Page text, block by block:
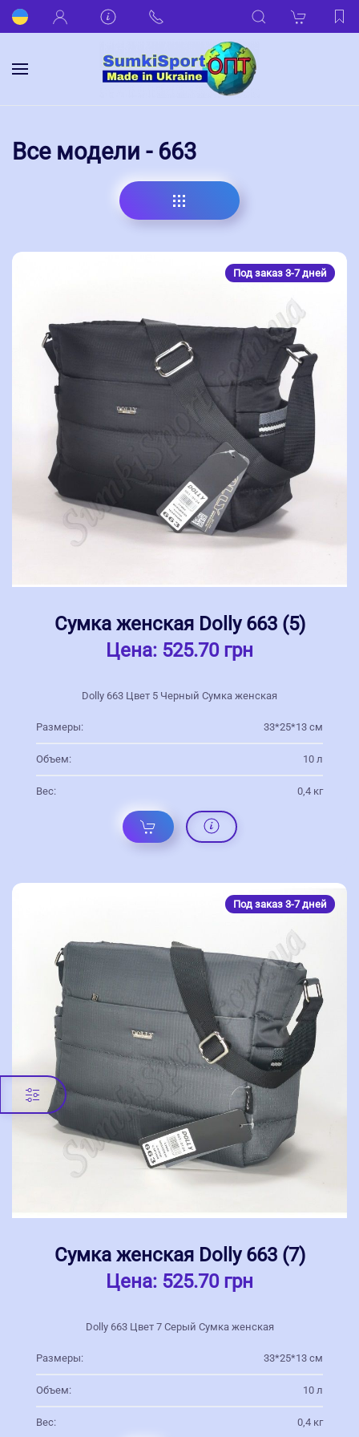
Все модели - 663
Под заказ 3-7 дней
Сумка женская Dolly 663 (5)
Цена: 525.70 грн
Dolly 663 Цвет 5 Черный Сумка женская
Размеры: 33*25*13 см
Объем: 10 л
Вес: 0,4 кг
Под заказ 3-7 дней
Сумка женская Dolly 663 (7)
Цена: 525.70 грн
Dolly 663 Цвет 7 Серый Сумка женская
Размеры: 33*25*13 см
Объем: 10 л
Вес: 0,4 кг